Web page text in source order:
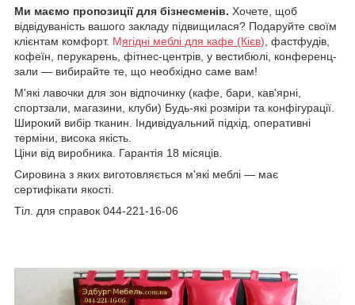
Ми маємо пропозиції для бізнесменів. Хочете, щоб
відвідуваність вашого закладу підвищилася? Подаруйте своїм
клієнтам комфорт. Мягідні меблі для кафе (Кієв) , фастфудів,
кофеїн, перукарень, фітнес-центрів, у вестибюлі, конференц-
зали — вибирайте те, що необхідно саме вам!
М'які лавочки для зон відпочинку (кафе, бари, кав'ярні,
спортзали, магазини, клуби) Будь-які розміри та конфігурації.
Широкий вибір тканин. Індивідуальний підхід, оперативні
терміни, висока якість.
Ціни від виробника. Гарантія 18 місяців.
Сировина з яких виготовляється м'які меблі — має
сертифікати якості.
Тіл. для справок 044-221-16-06